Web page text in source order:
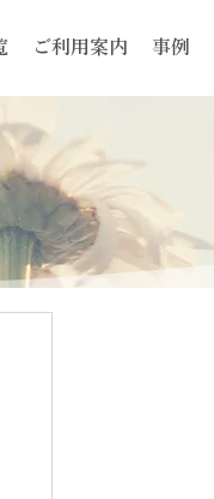
ご利用案内 事例